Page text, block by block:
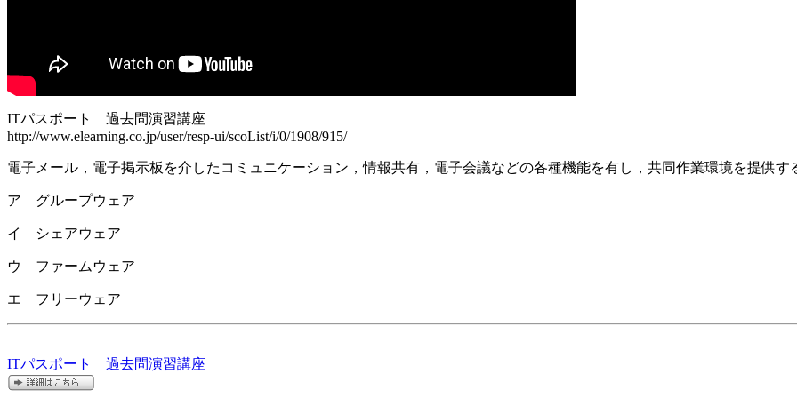
ITパスポート 過去問演習講座
http://www.elearning.co.jp/user/resp-ui/scoList/i/0/1908/915/
電子メール，電子掲示板を介したコミュニケーション，情報共有，電子会議などの各種機能を有し，共同作業環境を提供す
ア グループウェア
イ シェアウェア
ウ ファームウェア
エ フリーウェア
ITパスポート 過去問演習講座